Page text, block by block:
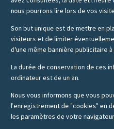
nous pourrons lire lors de vos
Son but unique est de mettre en
visiteurs et de limiter
d'une même bannière publicitaire
La durée de conservation de ces
ordinateur est de un an.
Nous vous informons que vous
l'enregistrement de "cookies" en
les paramètres de votre